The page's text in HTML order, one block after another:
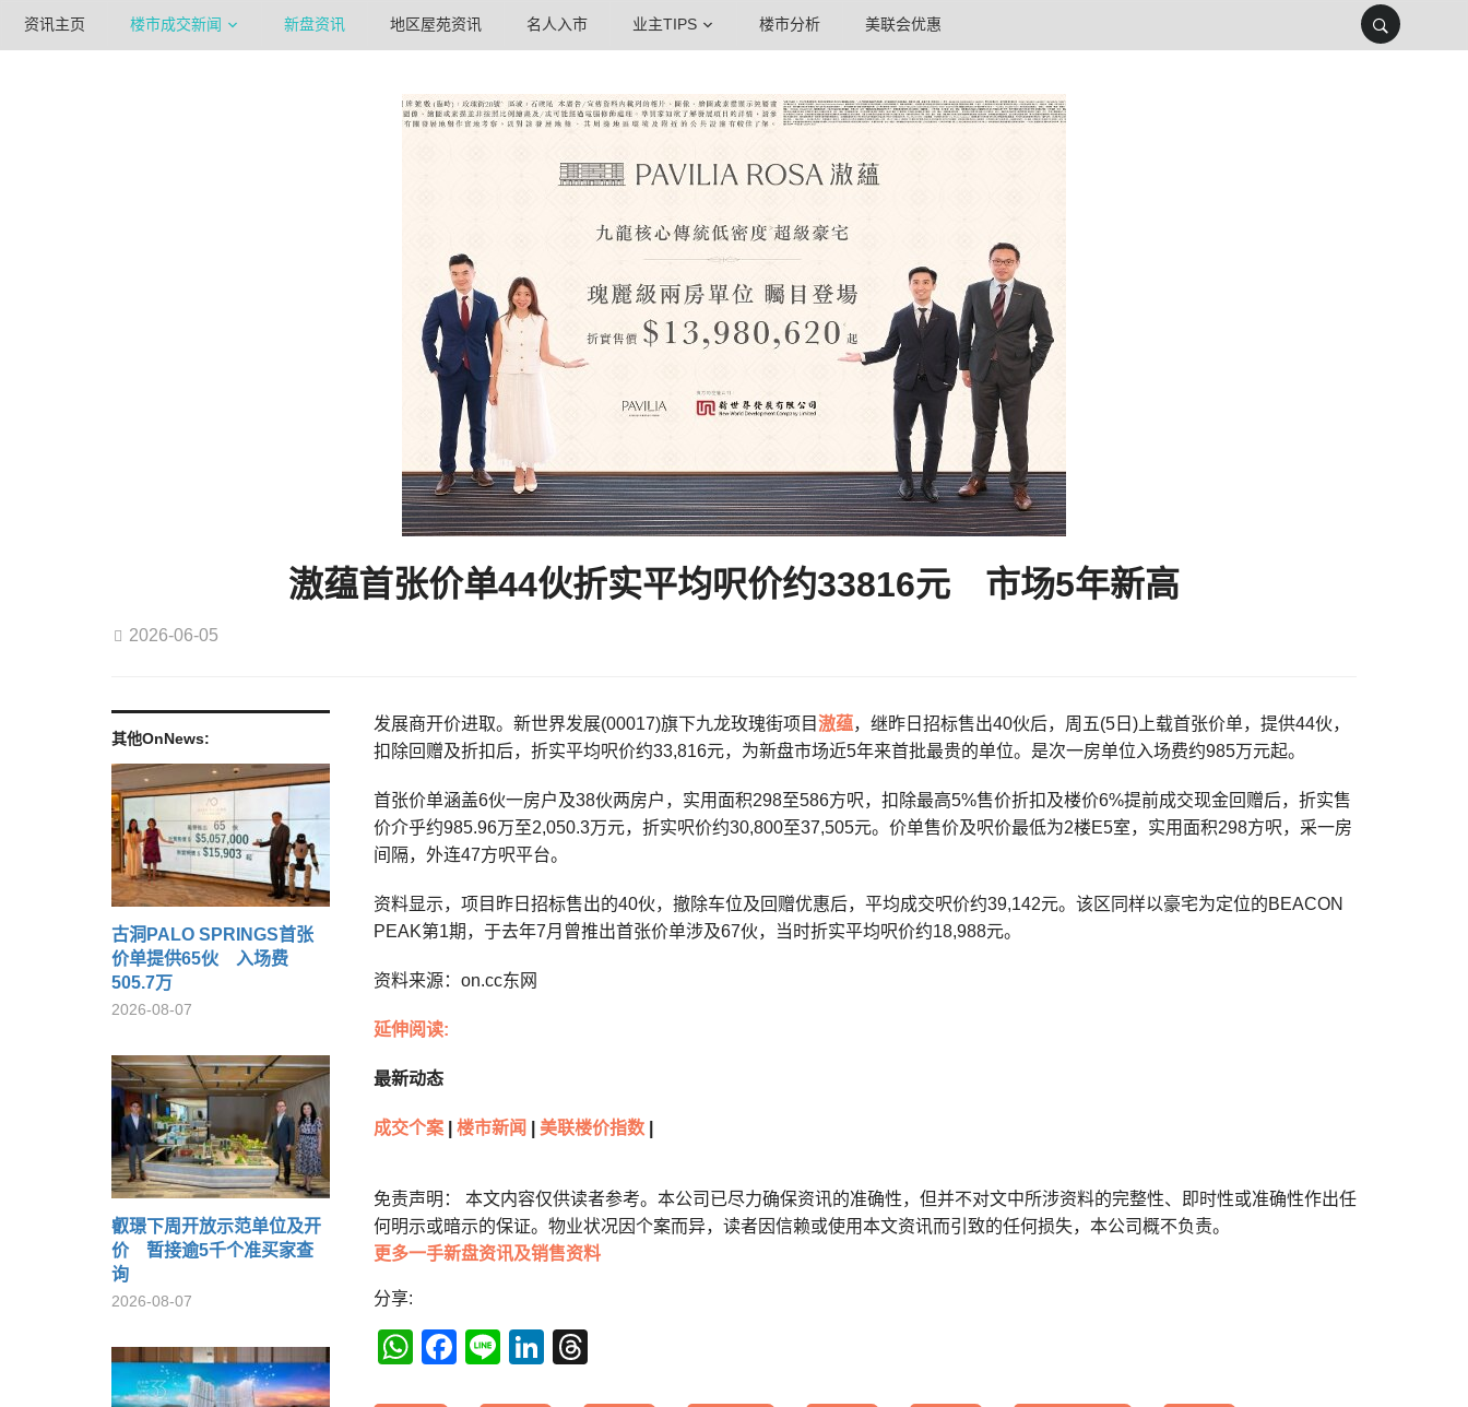
资讯主页 楼市成交新闻 新盘资讯 地区屋苑资讯 名人入市 业主TIPS 楼市分析 美联会优惠
滶蕴首张价单44伙折实平均呎价约33816元 市场5年新高
2026-06-05
其他OnNews:
古洞PALO SPRINGS首张
价单提供65伙 入场费
505.7万
2026-08-07
叡璟下周开放示范单位及开
价 暂接逾5千个准买家查
询
2026-08-07
发展商开价进取。新世界发展(00017)旗下九龙玫瑰街项目滶蕴，继昨日招标售出40伙后，周五(5日)上载首张价单，提供44伙，
扣除回赠及折扣后，折实平均呎价约33,816元，为新盘市场近5年来首批最贵的单位。是次一房单位入场费约985万元起。
首张价单涵盖6伙一房户及38伙两房户，实用面积298至586方呎，扣除最高5%售价折扣及楼价6%提前成交现金回赠后，折实售
价介乎约985.96万至2,050.3万元，折实呎价约30,800至37,505元。价单售价及呎价最低为2楼E5室，实用面积298方呎，采一房
间隔，外连47方呎平台。
资料显示，项目昨日招标售出的40伙，撤除车位及回赠优惠后，平均成交呎价约39,142元。该区同样以豪宅为定位的BEACON
PEAK第1期，于去年7月曾推出首张价单涉及67伙，当时折实平均呎价约18,988元。
资料来源：on.cc东网
延伸阅读:
最新动态
成交个案 楼市新闻 美联楼价指数
免责声明： 本文内容仅供读者参考。本公司已尽力确保资讯的准确性，但并不对文中所涉资料的完整性、即时性或准确性作出任
何明示或暗示的保证。物业状况因个案而异，读者因信赖或使用本文资讯而引致的任何损失，本公司概不负责。
更多一手新盘资讯及销售资料
分享:
WhatsApp
Facebook
LineLinkedIn